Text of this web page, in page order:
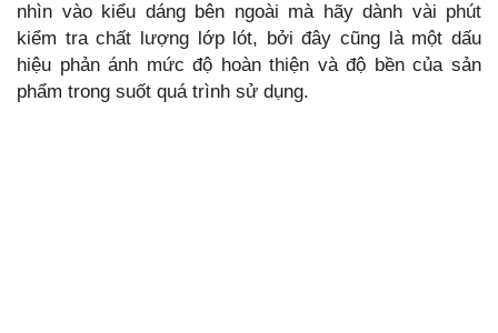
nhìn vào kiểu dáng bên ngoài mà hãy dành vài phút
kiểm tra chất lượng lớp lót, bởi đây cũng là một dấu
hiệu phản ánh mức độ hoàn thiện và độ bền của sản
phẩm trong suốt quá trình sử dụng.